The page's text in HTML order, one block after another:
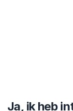
Ja, ik heb